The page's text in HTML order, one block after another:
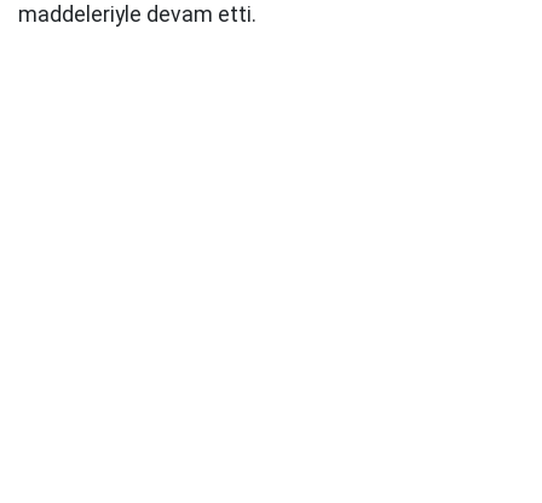
maddeleriyle devam etti.